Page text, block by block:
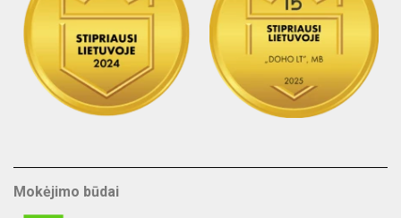
Mokėjimo būdai